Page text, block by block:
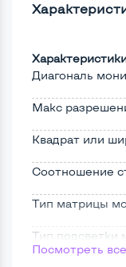
Диагональ
Макс
Квадрат или
Соотношение
Тип матрицы
Тип подсветки
Посмотреть